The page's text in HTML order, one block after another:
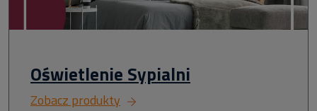
Oświetlenie Sypialni
Zobacz produkty